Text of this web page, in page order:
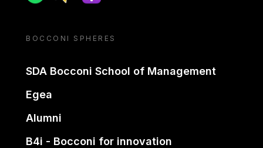
BOCCONI SPHERES
SDA Bocconi School of Management
Egea
Alumni
B4i - Bocconi for innovation